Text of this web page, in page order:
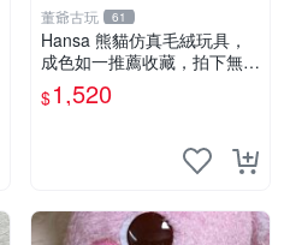
董爺古玩 61
Hansa 熊貓仿真毛絨玩具，
成色如一推薦收藏，拍下無疑
心 熊貓 毛絨玩具 收藏
$1,520